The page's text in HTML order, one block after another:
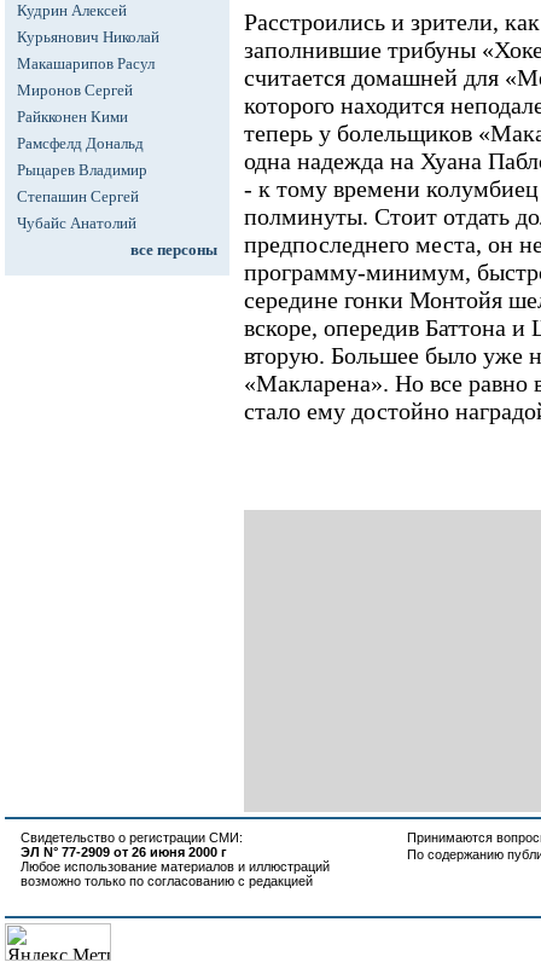
Кудрин Алексей
Курьянович Николай
Макашарипов Расул
Миронов Сергей
Райкконен Кими
Рамсфелд Дональд
Рыцарев Владимир
Степашин Сергей
Чубайс Анатолий
все персоны
Расстроились и зрители,
заполнившие трибуны
считается домашней для
которого находится
теперь у болельщиков
одна надежда на Хуана
- к тому времени
полминуты. Стоит отдать
предпоследнего места, он
программу-минимум,
середине гонки Монтойя
вскоре, опередив Баттона
вторую. Большее было уже
«Макларена». Но все равно
стало ему достойно
Свидетельство о регистрации СМИ:
ЭЛ N° 77-2909 от 26 июня 2000 г
Любое использование материалов и иллюстраций
возможно только по согласованию с редакцией
Принимаются
По содержанию